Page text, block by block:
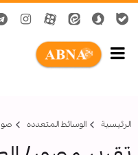
الرئيسية الوسائط المتعدده